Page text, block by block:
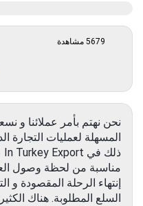
5679 مشاهدة
نحن نهتم بأمر عملائنا و
المسهلة لعمليات التجارة
مناسبة من لحظة وصول
إنتهاء الرحلة المقصودة
السلع المطلوبة. هناك